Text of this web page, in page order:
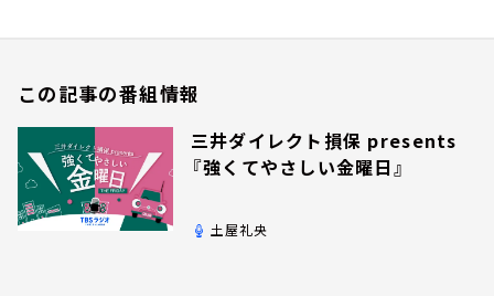
この記事の番組情報
三井ダイレクト損保 presents
『強くてやさしい金曜日』
土屋礼央